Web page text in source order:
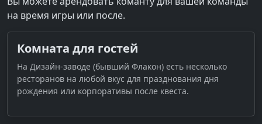
на время игры или после.
Комната для гостей
На Дизайн-заводе (бывший Флакон) есть несколько
ресторанов на любой вкус для празднования дня
рождения или корпоративы после квеста.